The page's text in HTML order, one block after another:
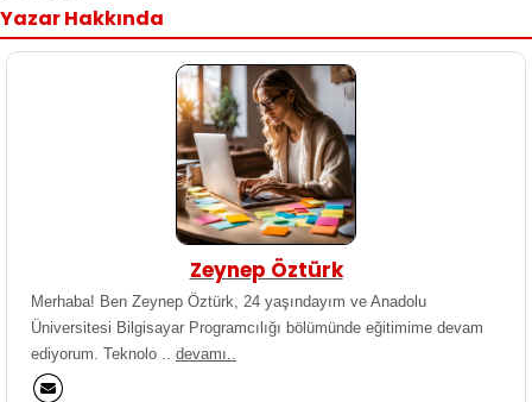
Yazar Hakkında
Zeynep Öztürk
Merhaba! Ben Zeynep Öztürk, 24 yaşındayım ve Anadolu
Üniversitesi Bilgisayar Programcılığı bölümünde eğitimime devam
ediyorum. Teknolo .. devamı..